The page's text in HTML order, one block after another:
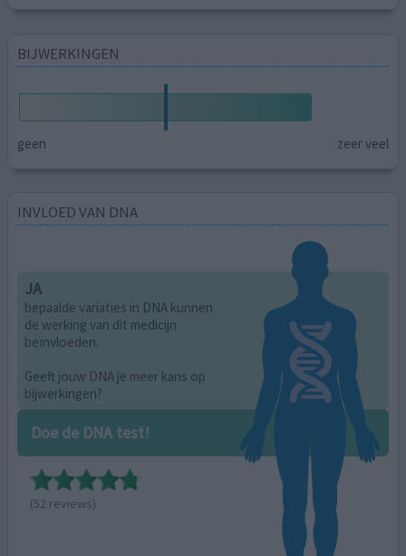
BIJWERKINGEN
geen zeer veel
INVLOED VAN DNA
JA
bepaalde variaties in DNA kunnen
de werking van dit medicijn
beïnvloeden.
Geeft jouw DNA je meer kans op
bijwerkingen?
Doe de DNA test!
(52 reviews)